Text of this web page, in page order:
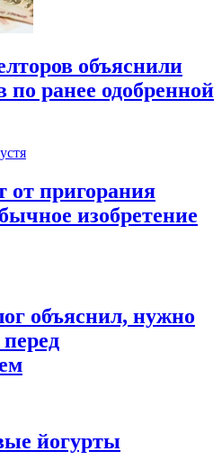
объяснили
по ранее одобренной
пригорания
изобретение
объяснил, нужно
йогурты